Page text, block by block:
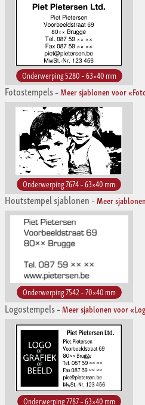
Onderwerping 5280 – 63×40 mm
Fotostempels–Meer sjablonen voor
Onderwerping 7674 – 63×40 mm
Houtstempel sjablonen –Meer
Onderwerping 7542 – 70×40 mm
Logostempels–Meer sjablonen voor
Onderwerping 7787 – 63×40 mm